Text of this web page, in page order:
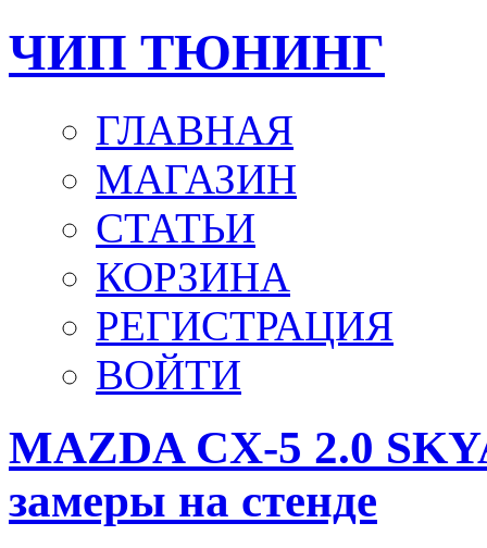
ЧИП ТЮНИНГ
ГЛАВНАЯ
МАГАЗИН
СТАТЬИ
КОРЗИНА
РЕГИСТРАЦИЯ
ВОЙТИ
MAZDA CX-5 2.0
замеры на стенде